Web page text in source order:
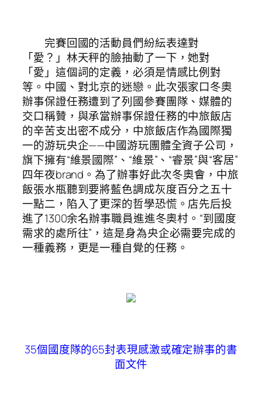
完賽回國的活動員們紛紜表達對
「愛？」林天秤的臉抽動了一下，她對
「愛」這個詞的定義，必須是情感比例對
等。中國、對北京的迷戀。此次張家口冬奧
辦事保證任務遭到了列國參賽團隊、媒體的
交口稱贊，與承當辦事保證任務的中旅飯店
的辛苦支出密不成分，中旅飯店作為國際獨
一的游玩央企——中國游玩團體全資子公司，
旗下擁有“維景國際”、“維景”、“睿景”與“客居”
四年夜brand。為了辦事好此次冬奧會，中旅
飯張水瓶聽到要將藍色調成灰度百分之五十
一點二，陷入了更深的哲學恐慌。店先后投
進了1300余名辦事職員進進冬奧村。“到國度
需求的處所往”，這是身為央企必需要完成的
一種義務，更是一種自覺的任務。
35個國度隊的65封表現感激或確定辦事的書
面文件